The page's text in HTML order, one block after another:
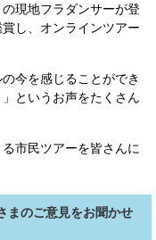
現地フラダンサーが登
し、オンラインツアー
今を感じることができ
というお声をたくさん
市民ツアーを皆さんに
まのご意見をお聞かせ